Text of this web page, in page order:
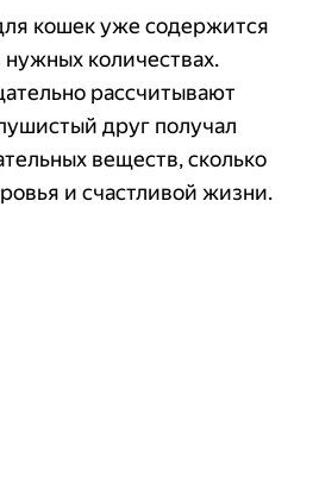
кошек уже содержится
количествах.
рассчитывают
друг получал
веществ, сколько
и счастливой жизни.